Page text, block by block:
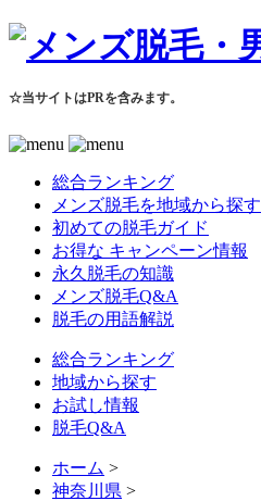
☆当サイトはPRを含みます。
総合ランキング
メンズ脱毛を地域から探す
初めての脱毛ガイド
お得な キャンペーン情報
永久脱毛の知識
メンズ脱毛Q&A
脱毛の用語解説
総合ランキング
地域から探す
お試し情報
脱毛Q&A
ホーム >
神奈川県 >